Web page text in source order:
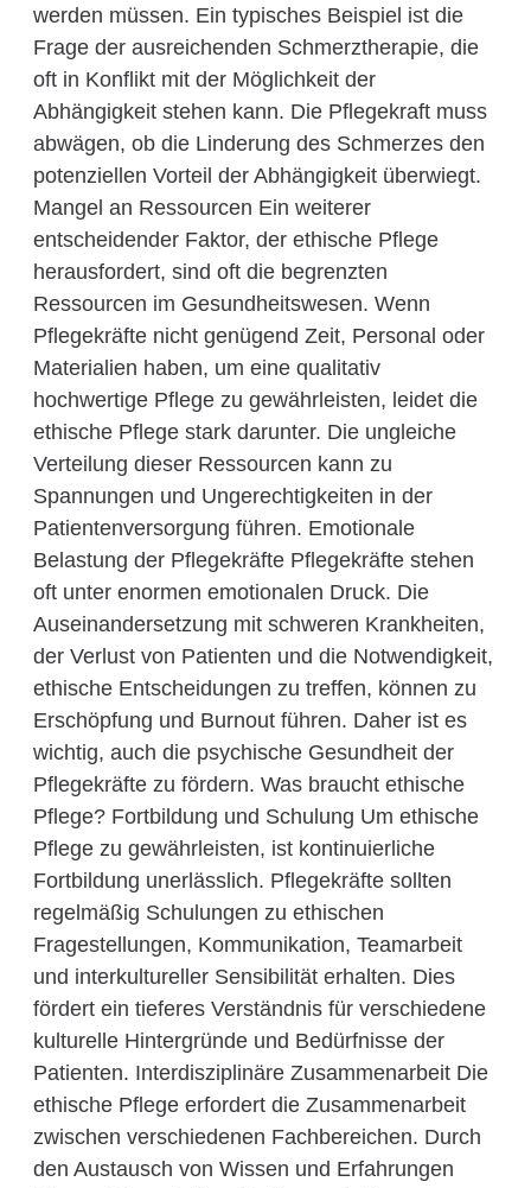
werden müssen. Ein typisches Beispiel ist die
Frage der ausreichenden Schmerztherapie, die
oft in Konflikt mit der Möglichkeit der
Abhängigkeit stehen kann. Die Pflegekraft muss
abwägen, ob die Linderung des Schmerzes den
potenziellen Vorteil der Abhängigkeit überwiegt.
Mangel an Ressourcen Ein weiterer
entscheidender Faktor, der ethische Pflege
herausfordert, sind oft die begrenzten
Ressourcen im Gesundheitswesen. Wenn
Pflegekräfte nicht genügend Zeit, Personal oder
Materialien haben, um eine qualitativ
hochwertige Pflege zu gewährleisten, leidet die
ethische Pflege stark darunter. Die ungleiche
Verteilung dieser Ressourcen kann zu
Spannungen und Ungerechtigkeiten in der
Patientenversorgung führen. Emotionale
Belastung der Pflegekräfte Pflegekräfte stehen
oft unter enormen emotionalen Druck. Die
Auseinandersetzung mit schweren Krankheiten,
der Verlust von Patienten und die Notwendigkeit,
ethische Entscheidungen zu treffen, können zu
Erschöpfung und Burnout führen. Daher ist es
wichtig, auch die psychische Gesundheit der
Pflegekräfte zu fördern. Was braucht ethische
Pflege? Fortbildung und Schulung Um ethische
Pflege zu gewährleisten, ist kontinuierliche
Fortbildung unerlässlich. Pflegekräfte sollten
regelmäßig Schulungen zu ethischen
Fragestellungen, Kommunikation, Teamarbeit
und interkultureller Sensibilität erhalten. Dies
fördert ein tieferes Verständnis für verschiedene
kulturelle Hintergründe und Bedürfnisse der
Patienten. Interdisziplinäre Zusammenarbeit Die
ethische Pflege erfordert die Zusammenarbeit
zwischen verschiedenen Fachbereichen. Durch
den Austausch von Wissen und Erfahrungen